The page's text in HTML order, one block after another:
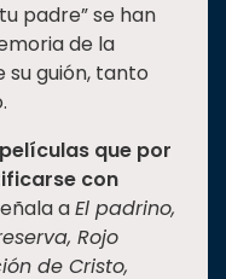
padre” se han
de la
su guión, tanto
que por
con
aEl padrino,
Rojo
de Cristo,